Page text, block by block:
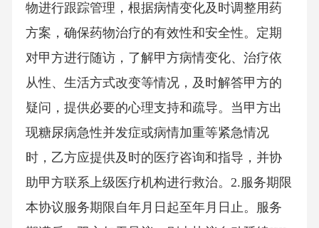
物进行跟踪管理，根据病情变化及时调整用药
方案，确保药物治疗的有效性和安全性。定期
对甲方进行随访，了解甲方病情变化、治疗依
从性、生活方式改变等情况，及时解答甲方的
疑问，提供必要的心理支持和疏导。当甲方出
现糖尿病急性并发症或病情加重等紧急情况
时，乙方应提供及时的医疗咨询和指导，并协
助甲方联系上级医疗机构进行救治。2.服务期限
本协议服务期限自年月日起至年月日止。服务